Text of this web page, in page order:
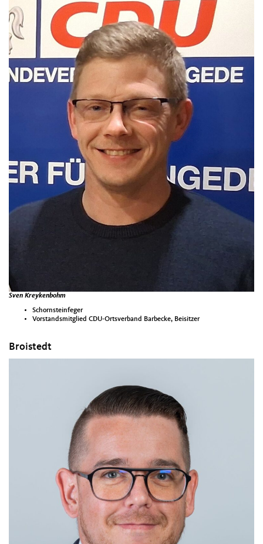
Sven Kreykenbohm
Schornsteinfeger
Vorstandsmitglied CDU-Ortsverband Barbecke, Beisitzer
Broistedt